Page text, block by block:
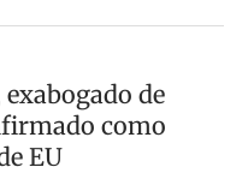
de
como
EU